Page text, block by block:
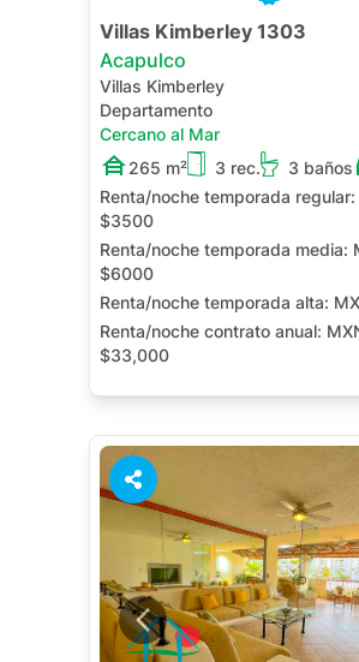
Villas Kimberley 1303
Acapulco
Villas Kimberley
Departamento
Cercano al Mar
265 m²
3 rec. 3 baños
Renta/noche temporada regular:
$3500
Renta/noche temporada media:
$6000
Renta/noche temporada alta:
Renta/noche contrato anual:
$33,000
Jacuzzi Privado
Terraza